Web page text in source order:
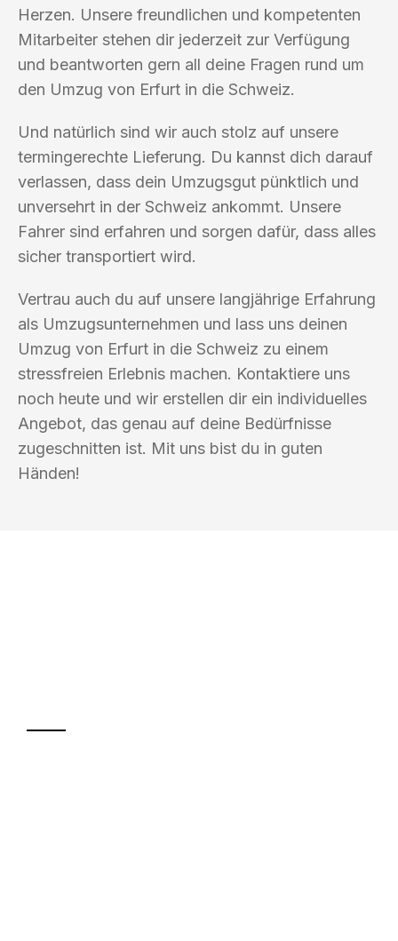
Herzen. Unsere freundlichen und kompetenten
Mitarbeiter stehen dir jederzeit zur Verfügung
und beantworten gern all deine Fragen rund um
den Umzug von Erfurt in die Schweiz.
Und natürlich sind wir auch stolz auf unsere
termingerechte Lieferung. Du kannst dich darauf
verlassen, dass dein Umzugsgut pünktlich und
unversehrt in der Schweiz ankommt. Unsere
Fahrer sind erfahren und sorgen dafür, dass alles
sicher transportiert wird.
Vertrau auch du auf unsere langjährige Erfahrung
als Umzugsunternehmen und lass uns deinen
Umzug von Erfurt in die Schweiz zu einem
stressfreien Erlebnis machen. Kontaktiere uns
noch heute und wir erstellen dir ein individuelles
Angebot, das genau auf deine Bedürfnisse
zugeschnitten ist. Mit uns bist du in guten
Händen!